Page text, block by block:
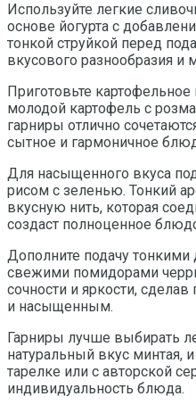
Используйте легкие
основе йогурта с
тонкой струйкой перед
вкусового разнообразия и
Приготовьте
молодой картофель с
гарниры отлично
сытное и гармоничное
Для насыщенного вкуса
рисом с зеленью. Тонкий
вкусную нить, которая
создаст полноценное
Дополните подачу
свежими помидорами
сочности и яркости,
и насыщенным.
Гарниры лучше выбирать
натуральный вкус минтая,
тарелке или с авторской
индивидуальность блюда.